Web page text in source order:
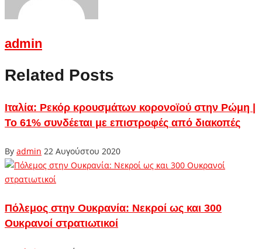
admin
Related Posts
Ιταλία: Ρεκόρ κρουσμάτων κορονοϊού στην Ρώμη |
Το 61% συνδέεται με επιστροφές από διακοπές
By admin 22 Αυγούστου 2020
Πόλεμος στην Ουκρανία: Νεκροί ως και 300
Ουκρανοί στρατιωτικοί